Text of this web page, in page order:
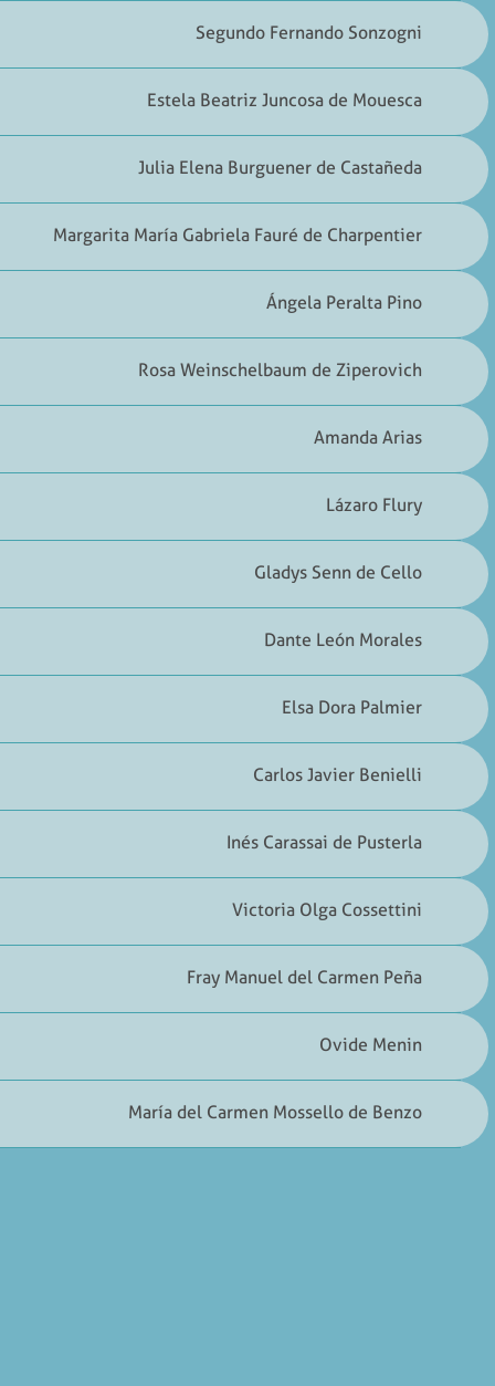
Segundo Fernando Sonzogni
Estela Beatriz Juncosa de Mouesca
Julia Elena Burguener de Castañeda
Margarita María Gabriela Fauré de Charpentier
Ángela Peralta Pino
Rosa Weinschelbaum de Ziperovich
Amanda Arias
Lázaro Flury
Gladys Senn de Cello
Dante León Morales
Elsa Dora Palmier
Carlos Javier Benielli
Inés Carassai de Pusterla
Victoria Olga Cossettini
Fray Manuel del Carmen Peña
Ovide Menin
María del Carmen Mossello de Benzo